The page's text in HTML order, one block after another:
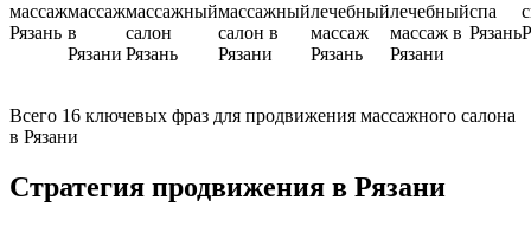
массаж
Рязань
массаж
в
Рязани
массажный
салон
Рязань
массажный
салон в
Рязани
лечебный
массаж
Рязань
лечебный
массаж в
Рязани
спа
Рязань
Всего 16 ключевых фраз для продвижения массажного салона
в Рязани
Стратегия продвижения в Рязани